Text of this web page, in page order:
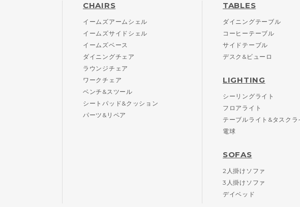
CHAIRS
イームズアームシェル
イームズサイドシェル
イームズベース
ダイニングチェア
ラウンジチェア
ワークチェア
ベンチ&スツール
シートパッド&クッション
パーツ&リペア
TABLES
ダイニングテーブル
コーヒーテーブル
サイドテーブル
デスク&ビューロ
LIGHTING
シーリングライト
フロアライト
テーブルライト&タスクラ
電球
SOFAS
2人掛けソファ
3人掛けソファ
デイベッド